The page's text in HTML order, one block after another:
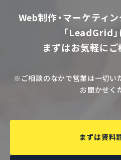
Web制作・マーケティ
「LeadGrid」
まずはお気軽にご
※ご相談のなかで営業は一切い
お聞かせく
まずは資料